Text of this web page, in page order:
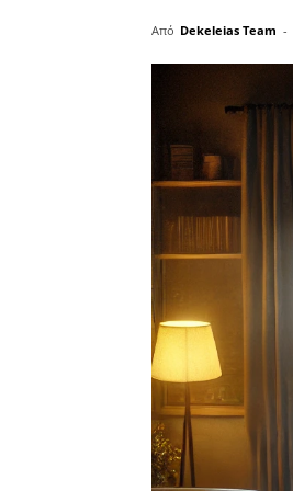
Από Dekeleias Team -